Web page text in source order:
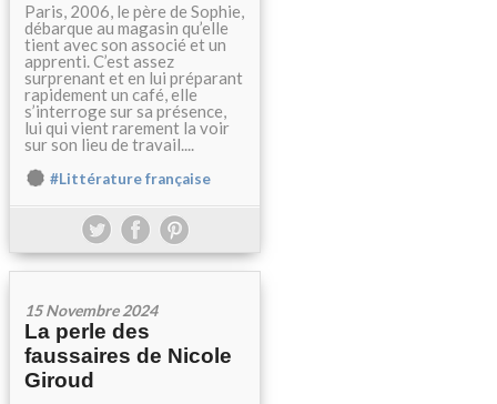
Paris, 2006, le père de Sophie,
débarque au magasin qu’elle
tient avec son associé et un
apprenti. C’est assez
surprenant et en lui préparant
rapidement un café, elle
s’interroge sur sa présence,
lui qui vient rarement la voir
sur son lieu de travail....
#Littérature française
15 Novembre 2024
La perle des
faussaires de Nicole
Giroud